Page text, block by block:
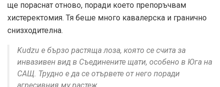
ще пораснат отново, поради което препоръчвам
хистеректомия. Тя беше много кавалерска и гранично
снизходителна.
Kudzu е бързо растяща лоза, която се счита за
инвазивен вид в Съединените щати, особено в Юга на
САЩ. Трудно е да се отървете от него поради